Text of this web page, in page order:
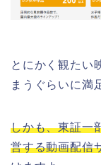
とにかく観たい
まうぐらいに満
しかも、東証一
営する動画配信